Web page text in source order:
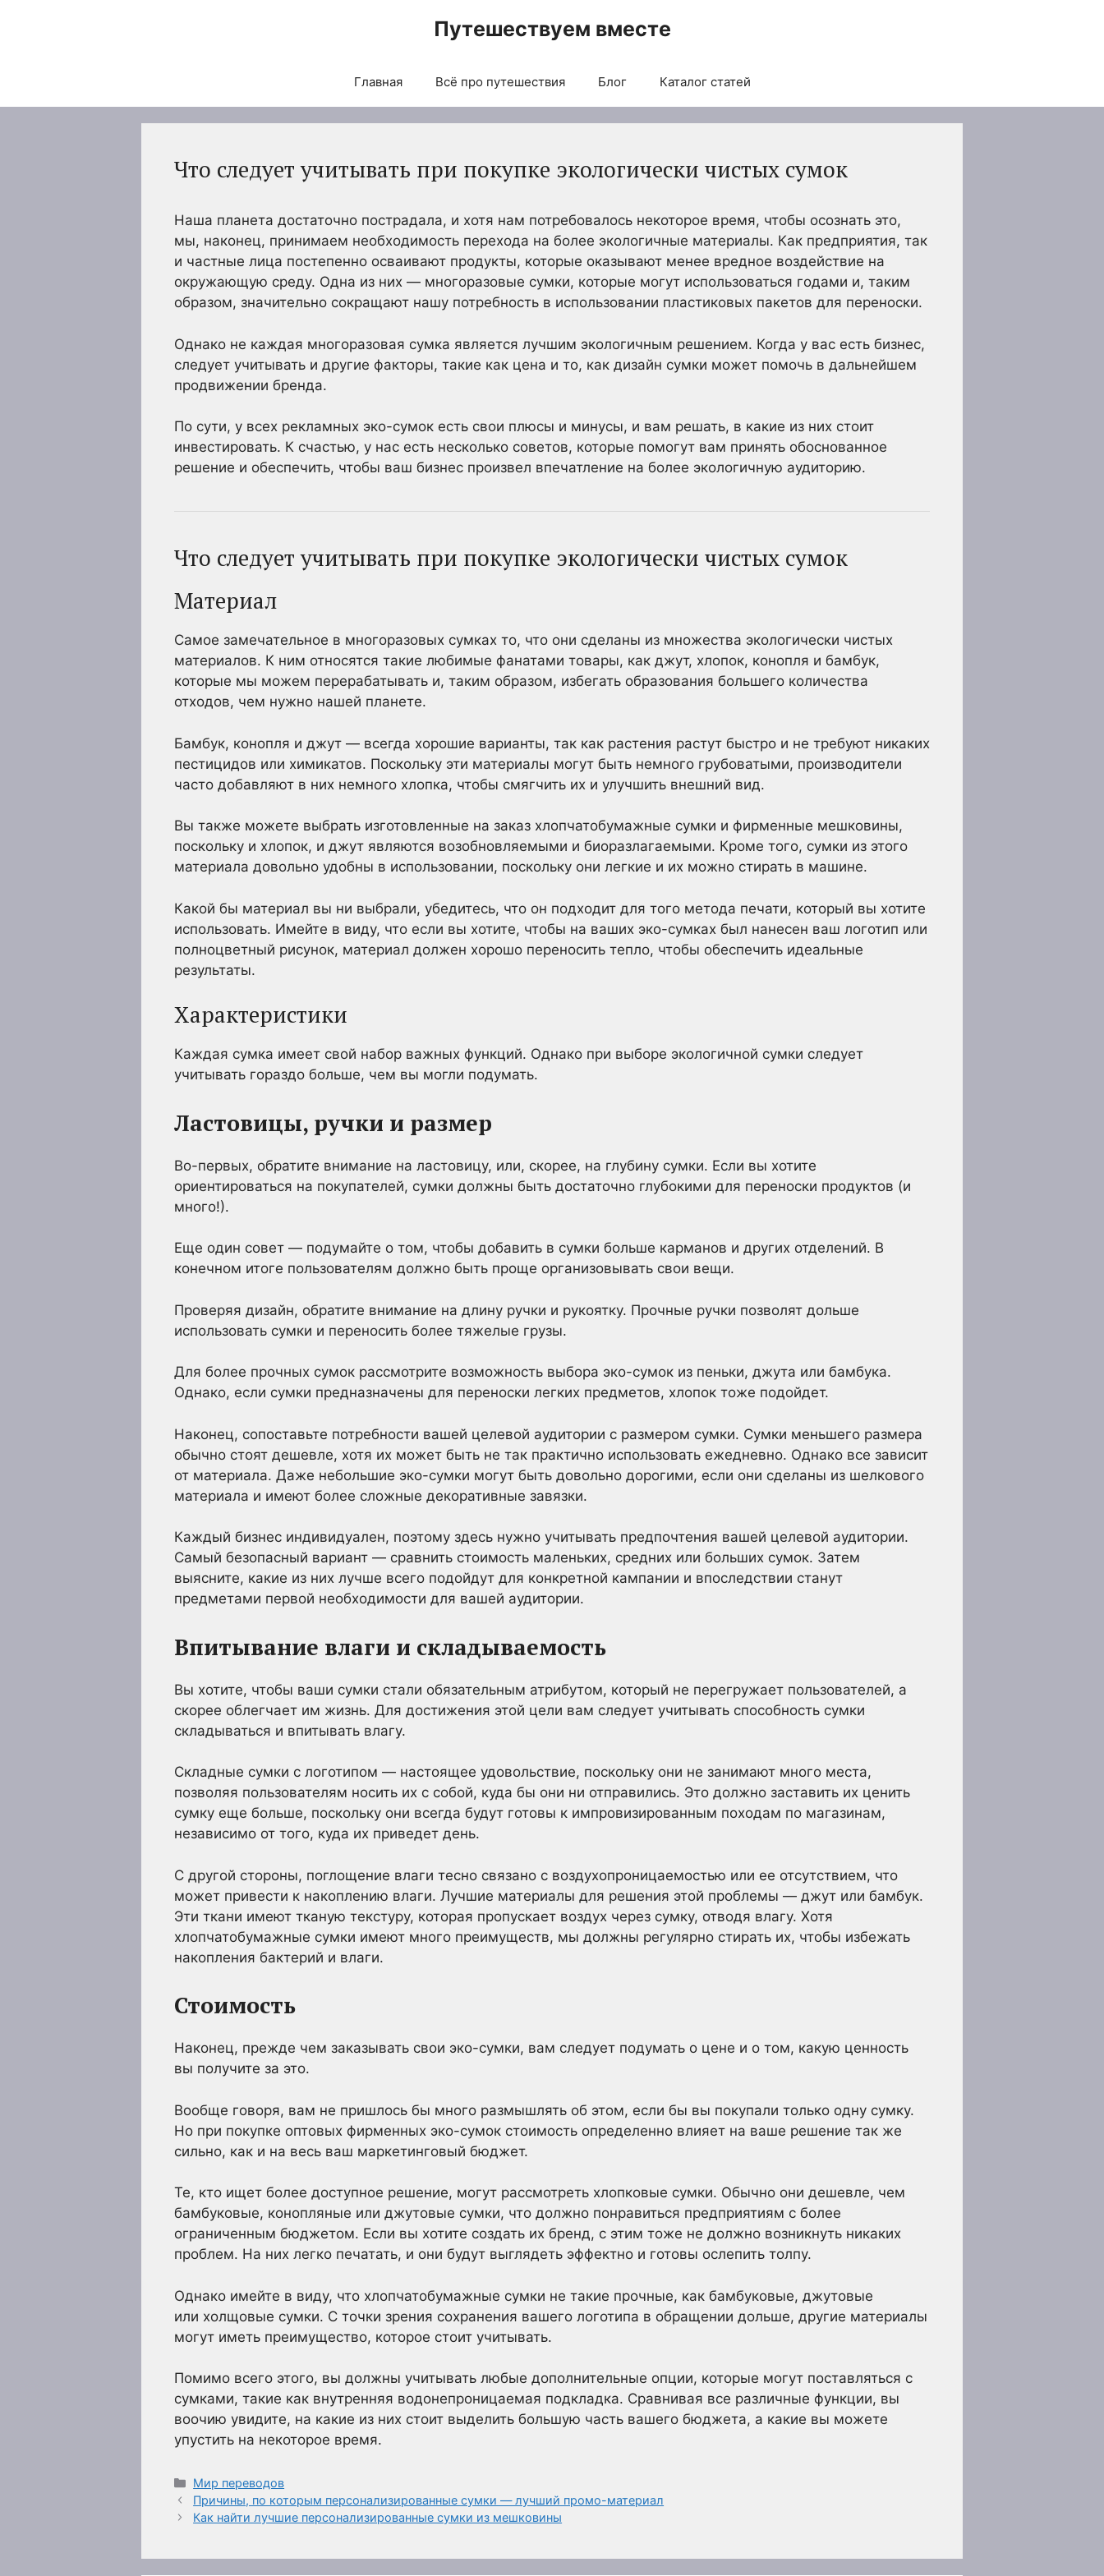
Путешествуем вместе
Главная Всё про путешествия Блог Каталог статей
Что следует учитывать при покупке экологически чистых сумок
Наша планета достаточно пострадала, и хотя нам потребовалось некоторое время, чтобы осознать это,
мы, наконец, принимаем необходимость перехода на более экологичные материалы. Как предприятия, так
и частные лица постепенно осваивают продукты, которые оказывают менее вредное воздействие на
окружающую среду. Одна из них — многоразовые сумки, которые могут использоваться годами и, таким
образом, значительно сокращают нашу потребность в использовании пластиковых пакетов для переноски.
Однако не каждая многоразовая сумка является лучшим экологичным решением. Когда у вас есть бизнес,
следует учитывать и другие факторы, такие как цена и то, как дизайн сумки может помочь в дальнейшем
продвижении бренда.
По сути, у всех рекламных эко-сумок есть свои плюсы и минусы, и вам решать, в какие из них стоит
инвестировать. К счастью, у нас есть несколько советов, которые помогут вам принять обоснованное
решение и обеспечить, чтобы ваш бизнес произвел впечатление на более экологичную аудиторию.
Что следует учитывать при покупке экологически чистых сумок
Материал
Самое замечательное в многоразовых сумках то, что они сделаны из множества экологически чистых
материалов. К ним относятся такие любимые фанатами товары, как джут, хлопок, конопля и бамбук,
которые мы можем перерабатывать и, таким образом, избегать образования большего количества
отходов, чем нужно нашей планете.
Бамбук, конопля и джут — всегда хорошие варианты, так как растения растут быстро и не требуют никаких
пестицидов или химикатов. Поскольку эти материалы могут быть немного грубоватыми, производители
часто добавляют в них немного хлопка, чтобы смягчить их и улучшить внешний вид.
Вы также можете выбрать изготовленные на заказ хлопчатобумажные сумки и фирменные мешковины,
поскольку и хлопок, и джут являются возобновляемыми и биоразлагаемыми. Кроме того, сумки из этого
материала довольно удобны в использовании, поскольку они легкие и их можно стирать в машине.
Какой бы материал вы ни выбрали, убедитесь, что он подходит для того метода печати, который вы хотите
использовать. Имейте в виду, что если вы хотите, чтобы на ваших эко-сумках был нанесен ваш логотип или
полноцветный рисунок, материал должен хорошо переносить тепло, чтобы обеспечить идеальные
результаты.
Характеристики
Каждая сумка имеет свой набор важных функций. Однако при выборе экологичной сумки следует
учитывать гораздо больше, чем вы могли подумать.
Ластовицы, ручки и размер
Во-первых, обратите внимание на ластовицу, или, скорее, на глубину сумки. Если вы хотите
ориентироваться на покупателей, сумки должны быть достаточно глубокими для переноски продуктов (и
много!).
Еще один совет — подумайте о том, чтобы добавить в сумки больше карманов и других отделений. В
конечном итоге пользователям должно быть проще организовывать свои вещи.
Проверяя дизайн, обратите внимание на длину ручки и рукоятку. Прочные ручки позволят дольше
использовать сумки и переносить более тяжелые грузы.
Для более прочных сумок рассмотрите возможность выбора эко-сумок из пеньки, джута или бамбука.
Однако, если сумки предназначены для переноски легких предметов, хлопок тоже подойдет.
Наконец, сопоставьте потребности вашей целевой аудитории с размером сумки. Сумки меньшего размера
обычно стоят дешевле, хотя их может быть не так практично использовать ежедневно. Однако все зависит
от материала. Даже небольшие эко-сумки могут быть довольно дорогими, если они сделаны из шелкового
материала и имеют более сложные декоративные завязки.
Каждый бизнес индивидуален, поэтому здесь нужно учитывать предпочтения вашей целевой аудитории.
Самый безопасный вариант — сравнить стоимость маленьких, средних или больших сумок. Затем
выясните, какие из них лучше всего подойдут для конкретной кампании и впоследствии станут
предметами первой необходимости для вашей аудитории.
Впитывание влаги и складываемость
Вы хотите, чтобы ваши сумки стали обязательным атрибутом, который не перегружает пользователей, а
скорее облегчает им жизнь. Для достижения этой цели вам следует учитывать способность сумки
складываться и впитывать влагу.
Складные сумки с логотипом — настоящее удовольствие, поскольку они не занимают много места,
позволяя пользователям носить их с собой, куда бы они ни отправились. Это должно заставить их ценить
сумку еще больше, поскольку они всегда будут готовы к импровизированным походам по магазинам,
независимо от того, куда их приведет день.
С другой стороны, поглощение влаги тесно связано с воздухопроницаемостью или ее отсутствием, что
может привести к накоплению влаги. Лучшие материалы для решения этой проблемы — джут или бамбук.
Эти ткани имеют тканую текстуру, которая пропускает воздух через сумку, отводя влагу. Хотя
хлопчатобумажные сумки имеют много преимуществ, мы должны регулярно стирать их, чтобы избежать
накопления бактерий и влаги.
Стоимость
Наконец, прежде чем заказывать свои эко-сумки, вам следует подумать о цене и о том, какую ценность
вы получите за это.
Вообще говоря, вам не пришлось бы много размышлять об этом, если бы вы покупали только одну сумку.
Но при покупке оптовых фирменных эко-сумок стоимость определенно влияет на ваше решение так же
сильно, как и на весь ваш маркетинговый бюджет.
Те, кто ищет более доступное решение, могут рассмотреть хлопковые сумки. Обычно они дешевле, чем
бамбуковые, конопляные или джутовые сумки, что должно понравиться предприятиям с более
ограниченным бюджетом. Если вы хотите создать их бренд, с этим тоже не должно возникнуть никаких
проблем. На них легко печатать, и они будут выглядеть эффектно и готовы ослепить толпу.
Однако имейте в виду, что хлопчатобумажные сумки не такие прочные, как бамбуковые, джутовые
или холщовые сумки. С точки зрения сохранения вашего логотипа в обращении дольше, другие материалы
могут иметь преимущество, которое стоит учитывать.
Помимо всего этого, вы должны учитывать любые дополнительные опции, которые могут поставляться с
сумками, такие как внутренняя водонепроницаемая подкладка. Сравнивая все различные функции, вы
воочию увидите, на какие из них стоит выделить большую часть вашего бюджета, а какие вы можете
упустить на некоторое время.
Рубрики
Мир переводов
Причины, по которым персонализированные сумки — лучший промо-материал
Как найти лучшие персонализированные сумки из мешковины